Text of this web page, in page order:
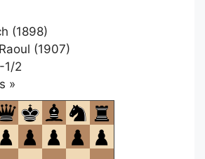
(1898)
(1907)
1/2
»
om
te
openen.